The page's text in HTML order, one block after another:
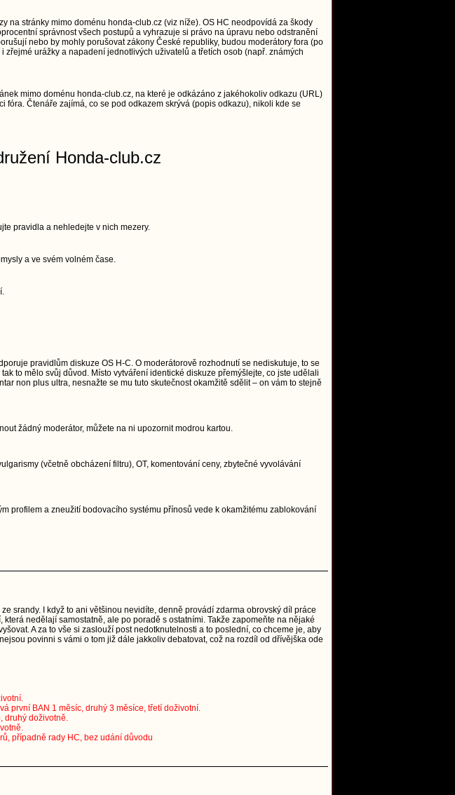
na stránky mimo doménu honda-club.cz (viz níže). OS HC neodpovídá za škody
správnost všech postupů a vyhrazuje si právo na úpravu nebo odstranění
nebo by mohly porušovat zákony České republiky, budou moderátory fora (po
urážky a napadení jednotlivých uživatelů a třetích osob (např. známých
mimo doménu honda-club.cz, na které je odkázáno z jakéhokoliv odkazu (URL)
Čtenáře zajímá, co se pod odkazem skrývá (popis odkazu), nikoli kde se
Honda-club.cz
pravidla a nehledejte v nich mezery.
a ve svém volném čase.
pravidlům diskuze OS H-C. O moderátorově rozhodnutí se nediskutuje, to se
to mělo svůj důvod. Místo vytváření identické diskuze přemýšlejte, co jste udělali
non plus ultra, nesnažte se mu tuto skutečnost okamžitě sdělit – on vám to stejně
žádný moderátor, můžete na ni upozornit modrou kartou.
(včetně obcházení filtru), OT, komentování ceny, zbytečné vyvolávání
profilem a zneužití bodovacího systému přínosů vede k okamžitému zablokování
srandy. I když to ani většinou nevidíte, denně provádí zdarma obrovský díl práce
nedělají samostatně, ale po poradě s ostatními. Takže zapomeňte na nějaké
A za to vše si zaslouží post nedotknutelnosti a to poslední, co chceme je, aby
povinni s vámi o tom již dále jakkoliv debatovat, což na rozdíl od dřívějška ode
první BAN 1 měsíc, druhý 3 měsíce, třetí doživotní.
druhý doživotně.
případně rady HC, bez udání důvodu